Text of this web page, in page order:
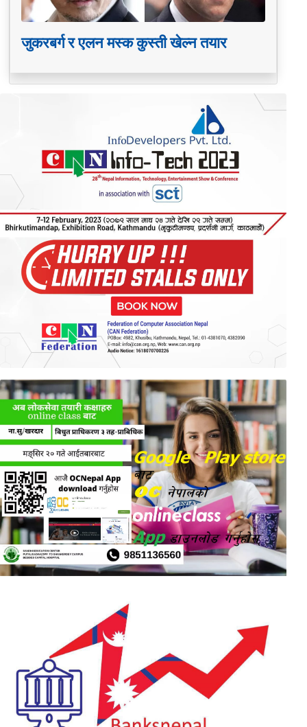
जुकरबर्ग र एलन मस्क कुस्ती खेल्न तयार